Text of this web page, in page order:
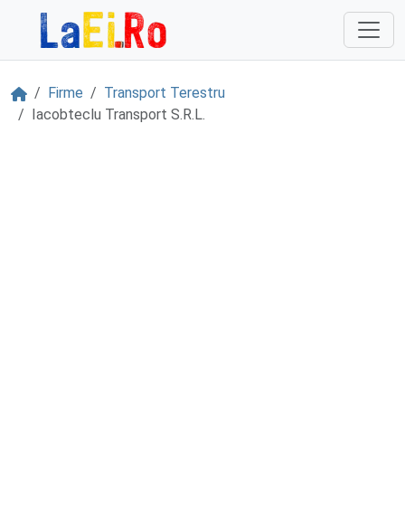
Sari la continut
AcasăFirme
Transport Terestru
Iacobteclu Transport S.R.L.